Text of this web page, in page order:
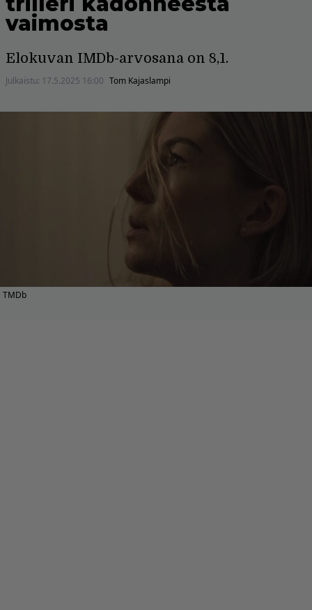
vaimosta
Elokuvan IMDb-arvosana on 8,1.
Julkaistu: 17.5.2025 16:00 Tom Kajaslampi
TMDb